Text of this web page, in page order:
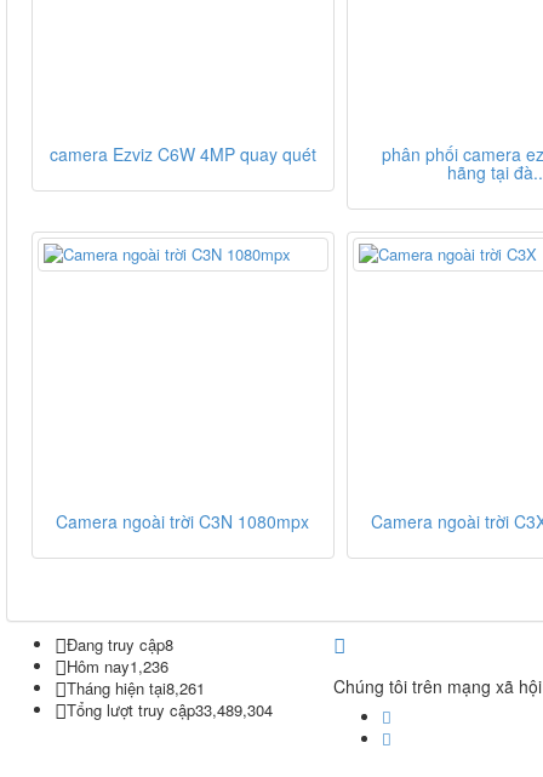
camera Ezviz C6W 4MP quay quét phân phối camera
hãng tại
Camera ngoài trời C3N 1080mpx Camera ngoài trời
Đang truy cập8
Hôm nay1,236
Tháng hiện tại8,261
Tổng lượt truy cập33,489,304
Chúng tôi trên mạng xã hội